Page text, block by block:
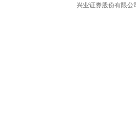
兴业证券股份有限